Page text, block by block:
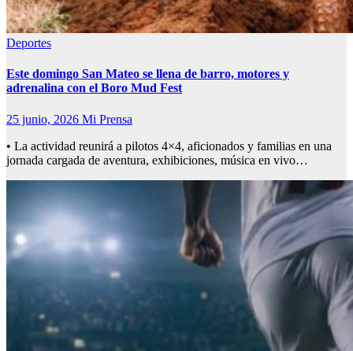
Deportes
Este domingo San Mateo se llena de barro, motores y
adrenalina con el Boro Mud Fest
25 junio, 2026 Mi Prensa
• La actividad reunirá a pilotos 4×4, aficionados y familias en una
jornada cargada de aventura, exhibiciones, música en vivo…